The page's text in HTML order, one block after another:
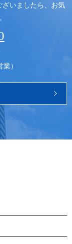
いましたら、 お気
）